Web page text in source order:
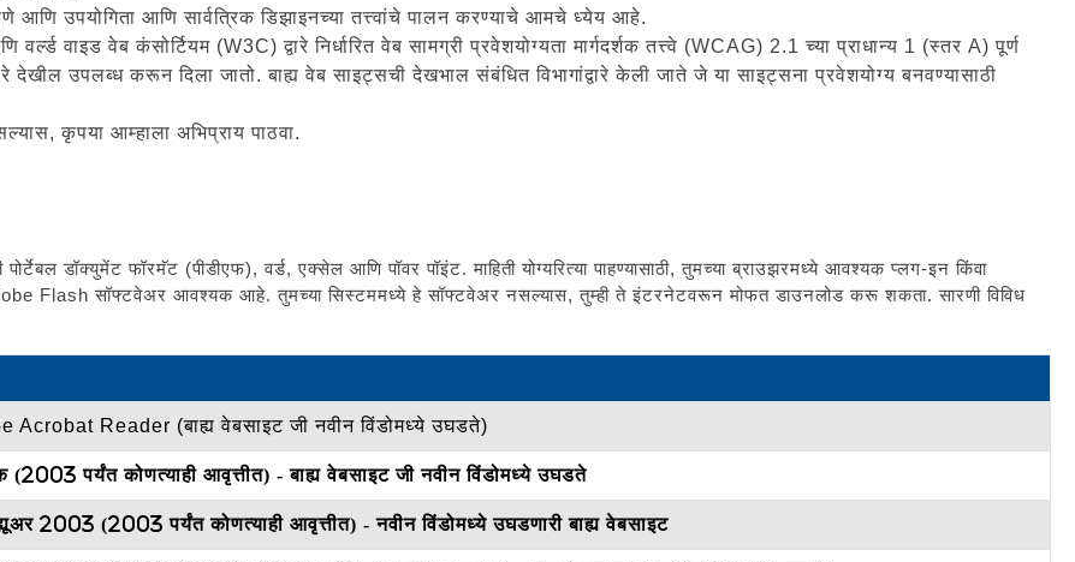
आणि उपयोगिता आणि सार्वत्रिक डिझाइनच्या तत्त्वांचे पालन करण्याचे आमचे ध्येय आहे.
वाइड वेब कंसोर्टियम (W3C) द्वारे निर्धारित वेब सामग्री प्रवेशयोग्यता मार्गदर्शक तत्त्वे (WCAG) 2.1 च्या प्राधान्य 1 (स्तर A) पूर्ण
देखील उपलब्ध करून दिला जातो. बाह्य वेब साइट्सची देखभाल संबंधित विभागांद्वारे केली जाते जे या साइट्सना प्रवेशयोग्य बनवण्यासाठी
कृपया आम्हाला अभिप्राय पाठवा.
डॉक्युमेंट फॉरमॅट (पीडीएफ), वर्ड, एक्सेल आणि पॉवर पॉइंट. माहिती योग्यरित्या पाहण्यासाठी, तुमच्या ब्राउझरमध्ये आवश्यक प्लग-इन किंवा
Flash सॉफ्टवेअर आवश्यक आहे. तुमच्या सिस्टममध्ये हे सॉफ्टवेअर नसल्यास, तुम्ही ते इंटरनेटवरून मोफत डाउनलोड करू शकता. सारणी विविध
Acrobat Reader (बाह्य वेबसाइट जी नवीन विंडोमध्ये उघडते)
(2003 पर्यंत कोणत्याही आवृत्तीत) - बाह्य वेबसाइट जी नवीन विंडोमध्ये उघडते
2003 (2003 पर्यंत कोणत्याही आवृत्तीत) - नवीन विंडोमध्ये उघडणारी बाह्य वेबसाइट